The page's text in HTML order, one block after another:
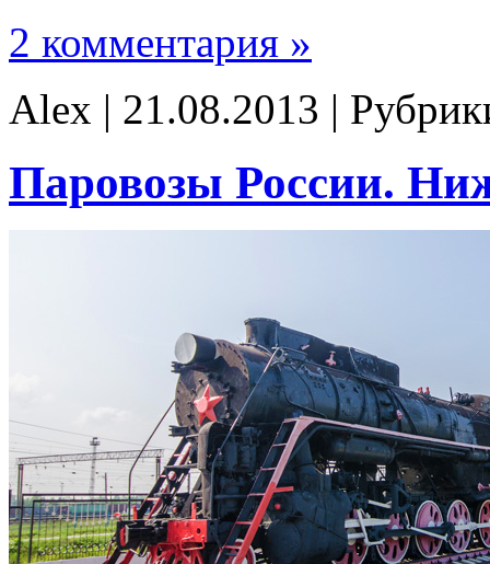
2 комментария »
Alex | 21.08.2013 |
Паровозы России.